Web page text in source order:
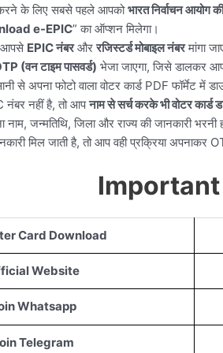
करने के लिए सबसे पहले आपकोभारत निर्वाचन
e-EPIC” का ऑप्शन मिलेगा।
आपसे EPIC नंबरऔररजिस्टर्ड मोबाइल नंबरमांगा
(वन टाइम पासवर्ड) भेजा जाएगा, जिसे डालकर
से अपना फोटो वाला वोटर कार्ड PDF फॉर्मेट में
नहीं है, तो आपनाम से सर्च करके भी वोटर
जन्मतिथि, जिला और राज्य की जानकारी भरनी
मिल जाती है, तो आप वही प्रक्रिया अपनाकर
Card Download
Website
Whatsapp
Telegram